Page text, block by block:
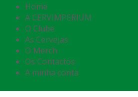
Home
A CERVIMPERIUM
O Clube
As Cervejas
O Merch
Os Contactos
A minha conta